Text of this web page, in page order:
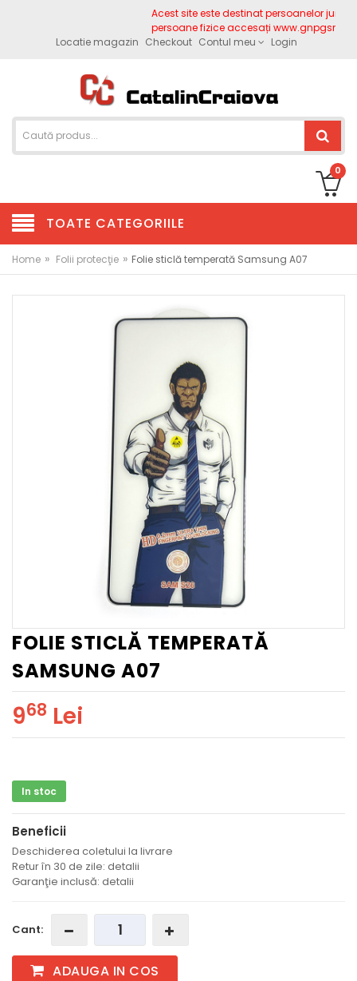
Acest site este destinat persoanelor
persoane fizice accesați www.gnpgsm.ro
Locatie magazin Checkout Contul meu Login
0
TOATE CATEGORIILE
Home » Folii protecţie » Folie sticlă temperată Samsung A07
FOLIE STICLĂ TEMPERATĂ
SAMSUNG A07
968 Lei
In stoc
Beneficii
Deschiderea coletului la livrare
Retur în 30 de zile: detalii
Garanţie inclusă: detalii
Cant:
ADAUGA IN COS